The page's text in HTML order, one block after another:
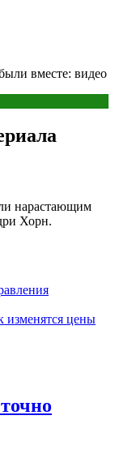
вместе: видео
нарастающим
Хорн.
изменятся цены